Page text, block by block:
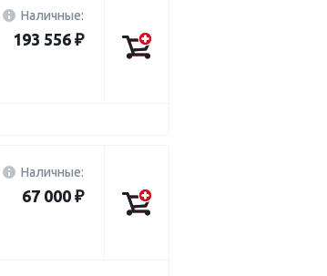
Наличные:
193 556 ₽
Наличные:
67 000 ₽